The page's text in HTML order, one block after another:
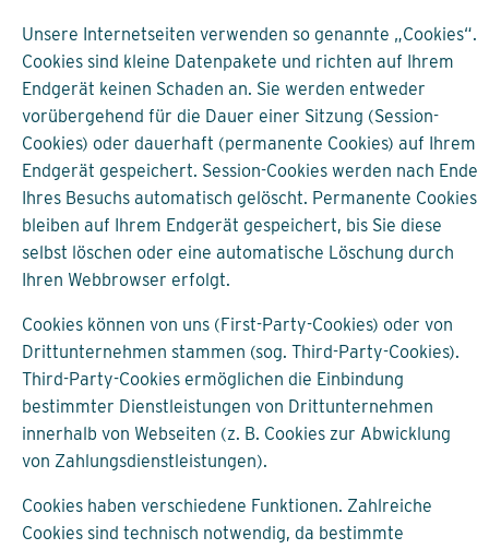
Unsere Internetseiten verwenden so genannte „Cookies“.
Cookies sind kleine Datenpakete und richten auf Ihrem
Endgerät keinen Schaden an. Sie werden entweder
vorübergehend für die Dauer einer Sitzung (Session-
Cookies) oder dauerhaft (permanente Cookies) auf Ihrem
Endgerät gespeichert. Session-Cookies werden nach Ende
Ihres Besuchs automatisch gelöscht. Permanente Cookies
bleiben auf Ihrem Endgerät gespeichert, bis Sie diese
selbst löschen oder eine automatische Löschung durch
Ihren Webbrowser erfolgt.
Cookies können von uns (First-Party-Cookies) oder von
Drittunternehmen stammen (sog. Third-Party-Cookies).
Third-Party-Cookies ermöglichen die Einbindung
bestimmter Dienstleistungen von Drittunternehmen
innerhalb von Webseiten (z. B. Cookies zur Abwicklung
von Zahlungsdienstleistungen).
Cookies haben verschiedene Funktionen. Zahlreiche
Cookies sind technisch notwendig, da bestimmte